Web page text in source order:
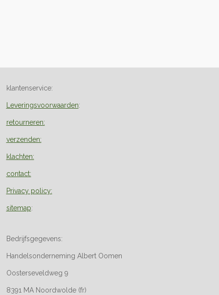
klantenservice:
Leveringsvoorwaarden:
retourneren:
verzenden:
klachten:
contact:
Privacy policy:
sitemap:
Bedrijfsgegevens:
Handelsonderneming Albert Oomen
Oosterseveldweg 9
8391 MA Noordwolde (fr)